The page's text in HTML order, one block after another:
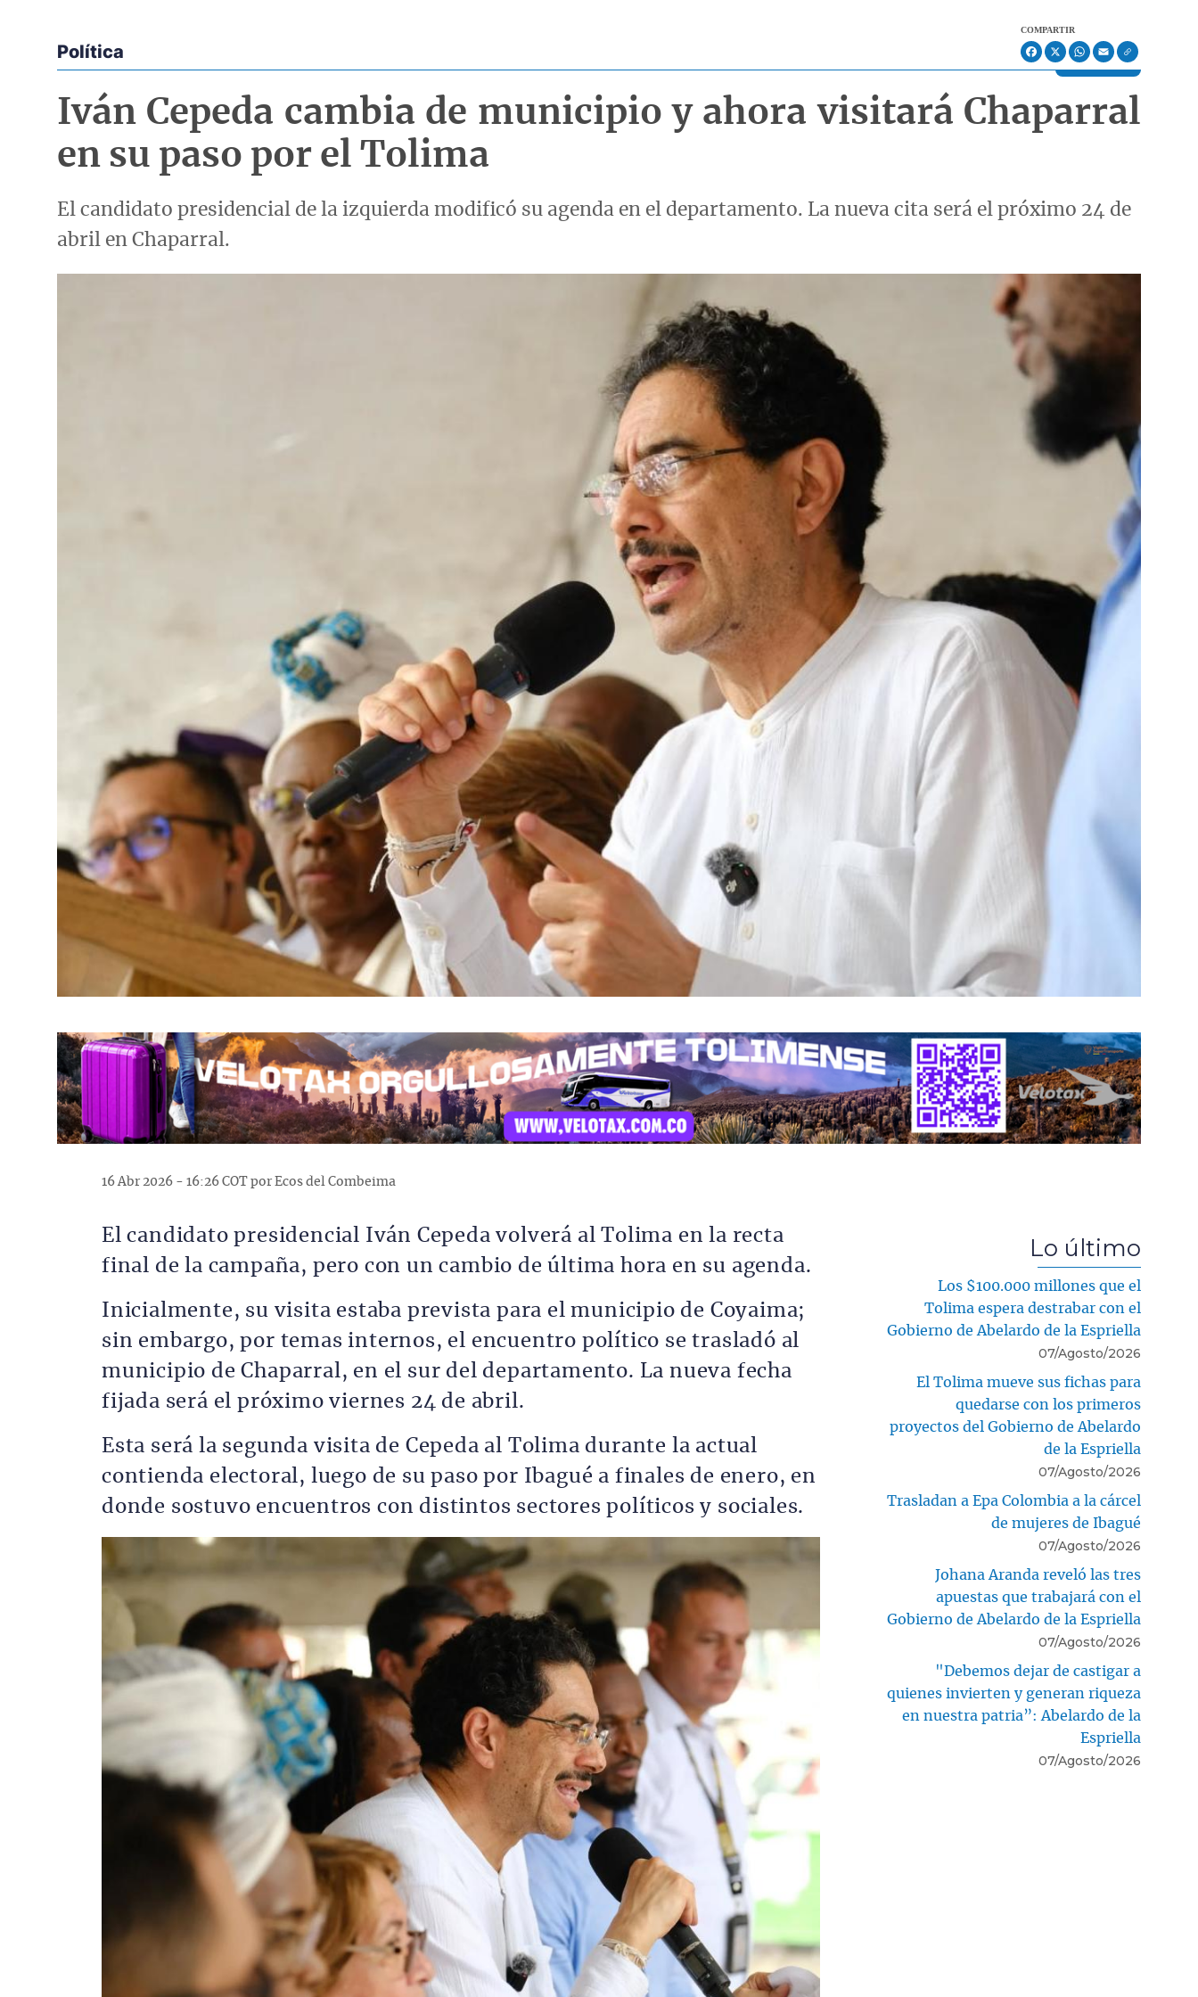
Econoticias y Eventos
Política
COMPARTIR
Facebook
X WhatsApp
Email
Iván Cepeda cambia de municipio y ahora visitará Chaparral
en su paso por el Tolima
El candidato presidencial de la izquierda modificó su agenda en el departamento. La nueva cita será el próximo 24 de
abril en Chaparral.
16 Abr 2026 - 16:26 COT por Ecos del Combeima
El candidato presidencial Iván Cepeda volverá al Tolima en la recta
final de la campaña, pero con un cambio de última hora en su agenda.
Inicialmente, su visita estaba prevista para el municipio de Coyaima;
sin embargo, por temas internos, el encuentro político se trasladó al
municipio de Chaparral, en el sur del departamento. La nueva fecha
fijada será el próximo viernes 24 de abril.
Esta será la segunda visita de Cepeda al Tolima durante la actual
contienda electoral, luego de su paso por Ibagué a finales de enero, en
donde sostuvo encuentros con distintos sectores políticos y sociales.
Imagen
Lo último
Los $100.000 millones que el
Tolima espera destrabar con el
Gobierno de Abelardo de la Espriella
07/Agosto/2026
El Tolima mueve sus fichas para
quedarse con los primeros
proyectos del Gobierno de Abelardo
de la Espriella
07/Agosto/2026
Trasladan a Epa Colombia a la cárcel
de mujeres de Ibagué
07/Agosto/2026
Johana Aranda reveló las tres
apuestas que trabajará con el
Gobierno de Abelardo de la Espriella
07/Agosto/2026
"Debemos dejar de castigar a
quienes invierten y generan riqueza
en nuestra patria”: Abelardo de la
Espriella
07/Agosto/2026